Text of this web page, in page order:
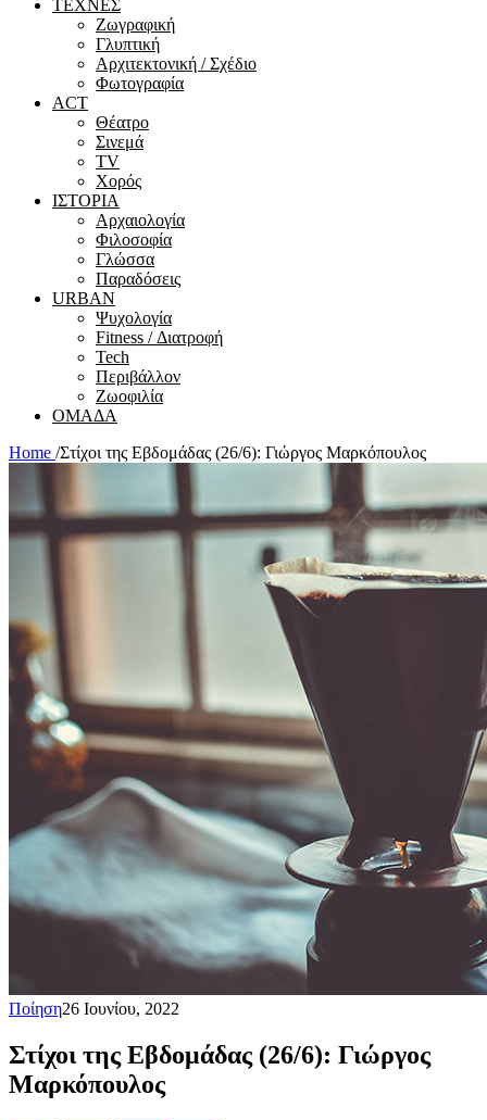
ΤΕΧΝΕΣ
Ζωγραφική
Γλυπτική
Αρχιτεκτονική / Σχέδιο
Φωτογραφία
ACT
Θέατρο
Σινεμά
ΤV
Χορός
ΙΣΤΟΡΙΑ
Αρχαιολογία
Φιλοσοφία
Γλώσσα
Παραδόσεις
URBAN
Ψυχολογία
Fitness / Διατροφή
Tech
Περιβάλλον
Ζωοφιλία
ΟΜΑΔΑ
Home /Στίχοι της Εβδομάδας (26/6): Γιώργος Μαρκόπουλος
Ποίηση26 Ιουνίου, 2022
Στίχοι της Εβδομάδας (26/6): Γιώργος
Μαρκόπουλος